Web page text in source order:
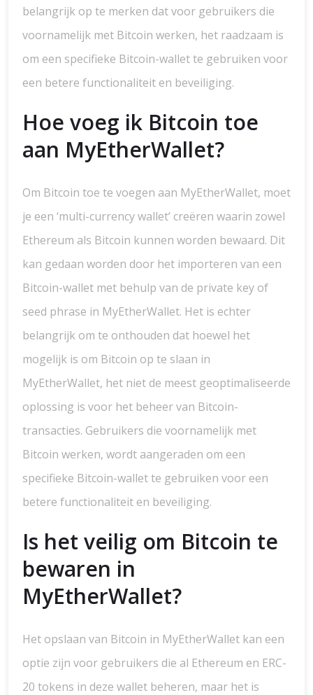
belangrijk op te merken dat voor gebruikers die
voornamelijk met Bitcoin werken, het raadzaam is
om een specifieke Bitcoin-wallet te gebruiken voor
een betere functionaliteit en beveiliging.
Hoe voeg ik Bitcoin toe
aan MyEtherWallet?
Om Bitcoin toe te voegen aan MyEtherWallet, moet
je een ‘multi-currency wallet’ creëren waarin zowel
Ethereum als Bitcoin kunnen worden bewaard. Dit
kan gedaan worden door het importeren van een
Bitcoin-wallet met behulp van de private key of
seed phrase in MyEtherWallet. Het is echter
belangrijk om te onthouden dat hoewel het
mogelijk is om Bitcoin op te slaan in
MyEtherWallet, het niet de meest geoptimaliseerde
oplossing is voor het beheer van Bitcoin-
transacties. Gebruikers die voornamelijk met
Bitcoin werken, wordt aangeraden om een
specifieke Bitcoin-wallet te gebruiken voor een
betere functionaliteit en beveiliging.
Is het veilig om Bitcoin te
bewaren in
MyEtherWallet?
Het opslaan van Bitcoin in MyEtherWallet kan een
optie zijn voor gebruikers die al Ethereum en ERC-
20 tokens in deze wallet beheren, maar het is